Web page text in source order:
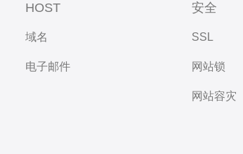
HOST
域名
电子邮件
安全
SSL
网站锁
网站容灾